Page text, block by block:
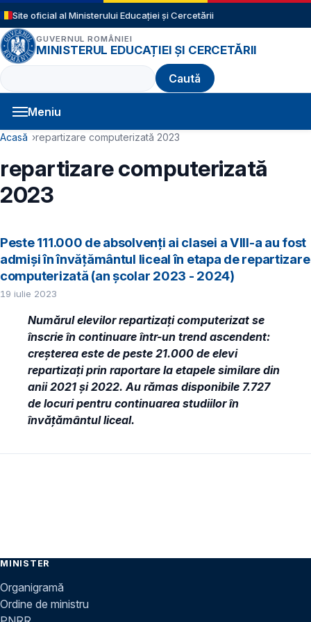
Sari la conținutul principal
Site oficial al Ministerului Educației și Cercetării
GUVERNUL ROMÂNIEI
MINISTERUL EDUCAȚIEI ȘI CERCETĂRII
Caută
Meniu
Navigație principală
Cale de navigare
Acasă repartizare computerizată 2023
repartizare computerizată
2023
Peste 111.000 de absolvenţi ai clasei a VIII-a au fost
admiși în învăţământul liceal în etapa de repartizare
computerizată (an școlar 2023 - 2024)
19 iulie 2023
Numărul elevilor repartizați computerizat se
înscrie în continuare într-un trend ascendent:
creșterea este de peste 21.000 de elevi
repartizați prin raportare la etapele similare din
anii 2021 și 2022. Au rămas disponibile 7.727
de locuri pentru continuarea studiilor în
învățământul liceal.
MINISTER
Organigramă
Ordine de ministru